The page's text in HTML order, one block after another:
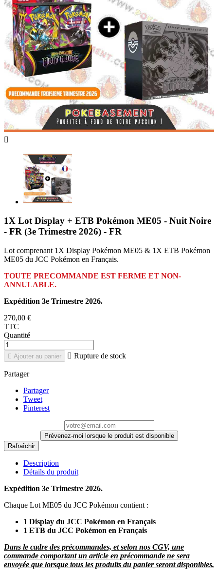

1X Lot Display + ETB Pokémon ME05 - Nuit Noire
- FR (3e Trimestre 2026) - FR
Lot comprenant 1X Display Pokémon ME05 & 1X ETB Pokémon
ME05 du JCC Pokémon en Français.
TOUTE PRECOMMANDE EST FERME ET NON-
ANNULABLE.
Expédition 3e Trimestre 2026.
270,00 €
TTC
Quantité
 Ajouter au panier  Rupture de stock
Partager
Partager
Tweet
Pinterest
Prévenez-moi lorsque le produit est disponible
Description
Détails du produit
Expédition 3e Trimestre 2026.
Chaque Lot ME05 du JCC Pokémon contient :
1 Display du JCC Pokémon en Français
1 ETB du JCC Pokémon en Français
Dans le cadre des précommandes, et selon nos CGV, une
commande comportant un article en précommande ne sera
envoyée que lorsque tous les produits du panier seront disponibles.